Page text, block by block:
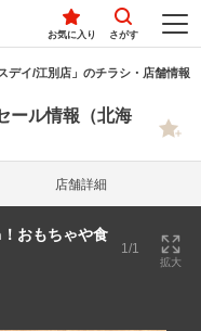
お気に入り さがす
デイ/江別店」のチラシ・店舗情報
ール情報（北海
店舗詳細
おもちゃや食
1/1
拡大